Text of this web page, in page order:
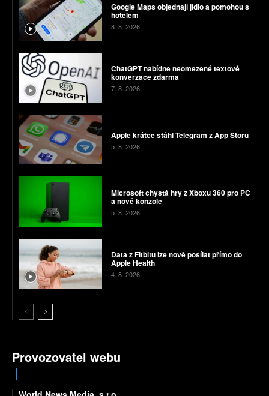
Google Maps objednají jídlo a pomohou s
hotelem
8. 8. 2026
ChatGPT nabídne neomezené textové
konverzace zdarma
7. 8. 2026
Apple krátce stáhl Telegram z App Storu
5. 8. 2026
Microsoft chystá hry z Xboxu 360 pro PC
a nové konzole
5. 8. 2026
Data z Fitbitu lze nově posílat přímo do
Apple Health
4. 8. 2026
Provozovatel webu